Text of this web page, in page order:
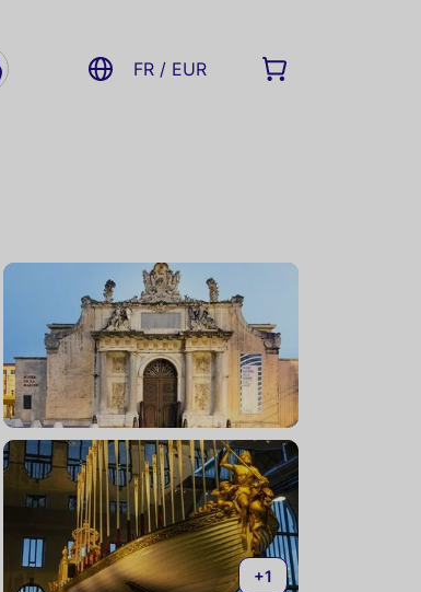
FR / EUR
+1